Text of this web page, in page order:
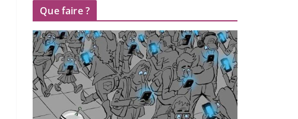
Que faire ?